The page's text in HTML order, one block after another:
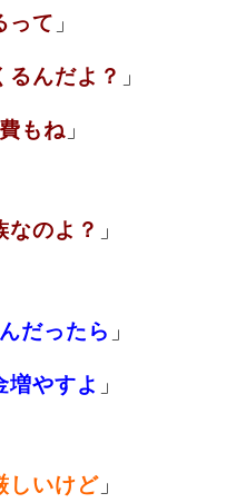
って 」
るんだよ？ 」
もね 」
なのよ？ 」
だったら 」
増やすよ 」
しいけど 」